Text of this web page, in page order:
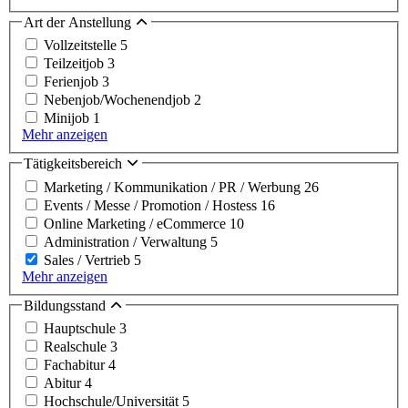
Art der Anstellung
Vollzeitstelle 5
Teilzeitjob 3
Ferienjob 3
Nebenjob/Wochenendjob 2
Minijob 1
Mehr anzeigen
Tätigkeitsbereich
Marketing / Kommunikation / PR / Werbung 26
Events / Messe / Promotion / Hostess 16
Online Marketing / eCommerce 10
Administration / Verwaltung 5
Sales / Vertrieb 5
Mehr anzeigen
Bildungsstand
Hauptschule 3
Realschule 3
Fachabitur4
Abitur4
Hochschule/Universität 5